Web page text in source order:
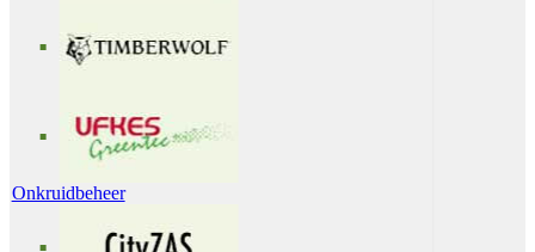
Onkruidbeheer